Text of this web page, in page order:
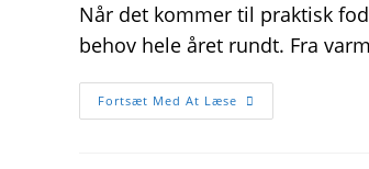
Når det kommer til praktisk
behov hele året rundt. Fra
Fortsæt Med At Læse Praktisk
Fodtøj